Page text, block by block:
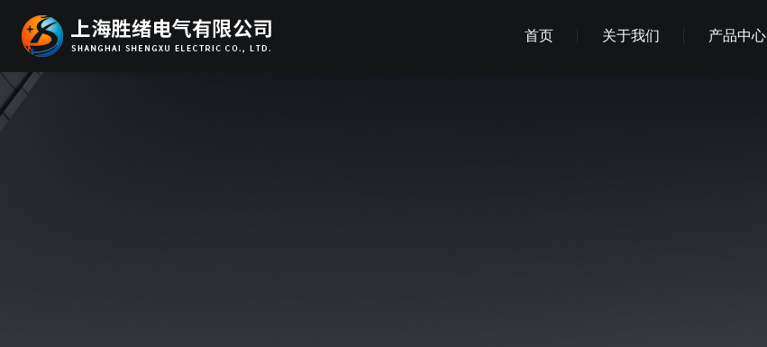
首页 关于我们 产品中心